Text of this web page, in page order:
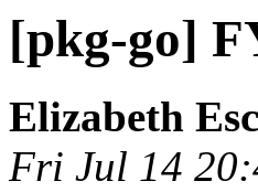
[pkg-go]
Elizabeth
Fri Jul 14